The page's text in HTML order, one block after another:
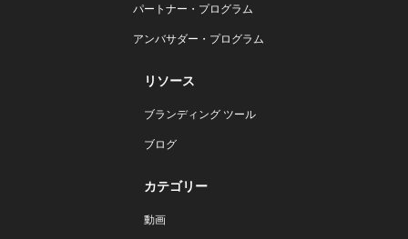
パートナー・プログラム
アンバサダー・プログラム
リソース
ブランディング ツール
ブログ
カテゴリー
動画